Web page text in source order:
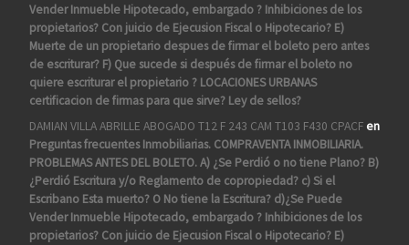
Vender Inmueble Hipotecado, embargado ? Inhibiciones de los
propietarios? Con juicio de Ejecusion Fiscal o Hipotecario? E)
Muerte de un propietario despues de firmar el boleto pero antes
de escriturar? F) Que sucede si después de firmar el boleto no
quiere escriturar el propietario ? LOCACIONES URBANAS
certificacion de firmas para que sirve? Ley de sellos?
DAMIAN VILLA ABRILLE ABOGADO T12 F 243 CAM T103 F430 CPACFen
Preguntas frecuentes Inmobiliarias. COMPRAVENTA INMOBILIARIA.
PROBLEMAS ANTES DEL BOLETO. A) ¿Se Perdió o no tiene Plano? B)
¿Perdió Escritura y/o Reglamento de copropiedad? c) Si el
Escribano Esta muerto? O No tiene la Escritura? d)¿Se Puede
Vender Inmueble Hipotecado, embargado ? Inhibiciones de los
propietarios? Con juicio de Ejecusion Fiscal o Hipotecario? E)